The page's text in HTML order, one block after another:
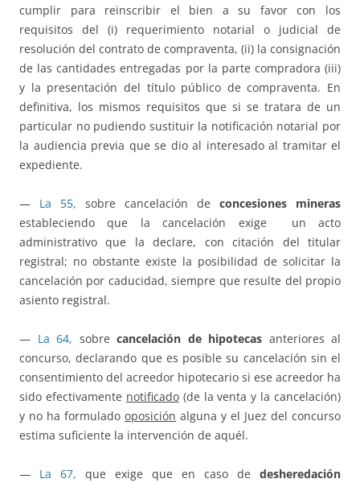
cumplir para reinscribir el bien a su favor con los
requisitos del (i) requerimiento notarial o judicial de
resolución del contrato de compraventa, (ii) la consignación
de las cantidades entregadas por la parte compradora (iii)
y la presentación del título público de compraventa. En
definitiva, los mismos requisitos que si se tratara de un
particular no pudiendo sustituir la notificación notarial por
la audiencia previa que se dio al interesado al tramitar el
expediente.
— La 55, sobre cancelación de concesiones mineras
estableciendo que la cancelación exige
un acto
administrativo que la declare, con citación del titular
registral; no obstante existe la posibilidad de solicitar la
cancelación por caducidad, siempre que resulte del propio
asiento registral.
— La 64, sobre cancelación de hipotecas anteriores al
concurso, declarando que es posible su cancelación sin el
consentimiento del acreedor hipotecario si ese acreedor ha
sido efectivamente notificado(de la venta y la cancelación)
y no ha formulado oposición alguna y el Juez del concurso
estima suficiente la intervención de aquél.
— La 67, que exige que en caso de desheredación